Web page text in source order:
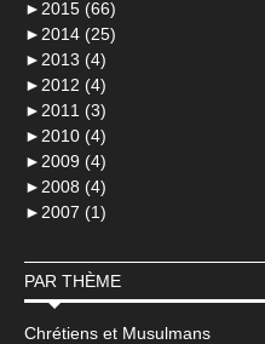
► 2015 (66)
► 2014 (25)
► 2013 (4)
► 2012 (4)
► 2011 (3)
► 2010 (4)
► 2009 (4)
► 2008 (4)
► 2007 (1)
PAR THÈME
Chrétiens et Musulmans